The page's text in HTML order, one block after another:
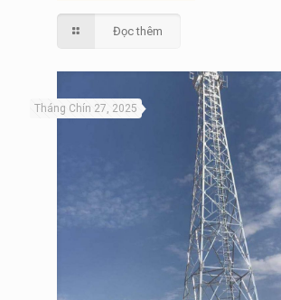
Đọc thêm
Tháng Chín 27, 2025